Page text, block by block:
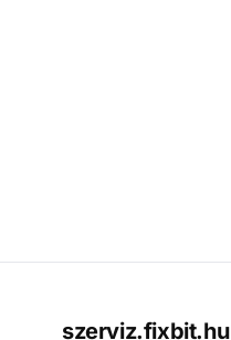
szerviz.fixbit.hu